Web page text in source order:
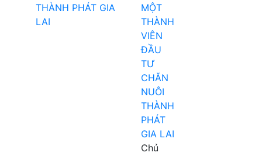
MỘT
THÀNH
VIÊN
ĐẦU
TƯ
CHĂN
NUÔI
THÀNH
PHÁT
GIA LAI
Chủ